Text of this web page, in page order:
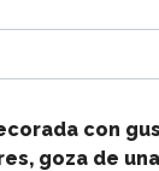
con
goza de